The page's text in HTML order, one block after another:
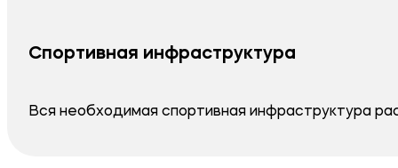
Спортивная инфраструктура
Вся необходимая спортивная инфраструктура